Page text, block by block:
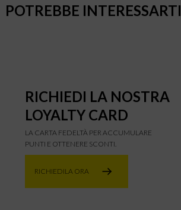
POTREBBE INTERESSARTI
RICHIEDI LA NOSTRA
LOYALTY CARD
LA CARTA FEDELTÀ PER ACCUMULARE
PUNTI E OTTENERE SCONTI.
RICHIEDILA ORA